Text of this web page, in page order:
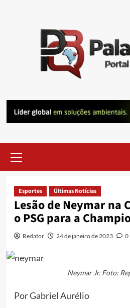
Menu
Esportes Últimas Notícias
Lesão de Neymar na
o PSG para a
Redator 24 de janeiro de 2023 0
Neymar Jr. Foto:
Por Gabriel Aurélio